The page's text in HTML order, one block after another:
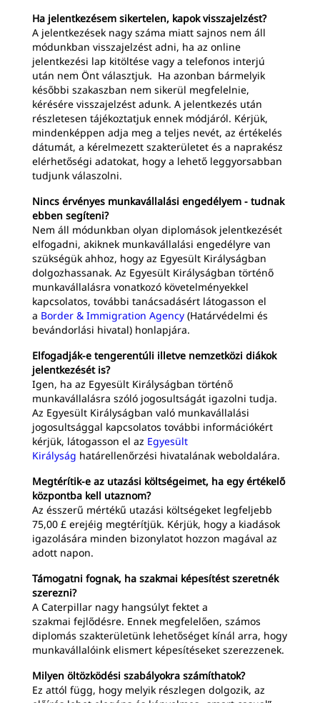
Ha jelentkezésem sikertelen, kapok visszajelzést?
A jelentkezések nagy száma miatt sajnos nem áll
módunkban visszajelzést adni, ha az online
jelentkezési lap kitöltése vagy a telefonos interjú
után nem Önt választjuk. Ha azonban bármelyik
későbbi szakaszban nem sikerül megfelelnie,
kérésére visszajelzést adunk. A jelentkezés után
részletesen tájékoztatjuk ennek módjáról. Kérjük,
mindenképpen adja meg a teljes nevét, az értékelés
dátumát, a kérelmezett szakterületet és a naprakész
elérhetőségi adatokat, hogy a lehető leggyorsabban
tudjunk válaszolni.
Nincs érvényes munkavállalási engedélyem - tudnak
ebben segíteni?
Nem áll módunkban olyan diplomások jelentkezését
elfogadni, akiknek munkavállalási engedélyre van
szükségük ahhoz, hogy az Egyesült Királyságban
dolgozhassanak. Az Egyesült Királyságban történő
munkavállalásra vonatkozó követelményekkel
kapcsolatos, további tanácsadásért látogasson el
a Border & Immigration Agency (Határvédelmi és
bevándorlási hivatal) honlapjára.
Elfogadják-e tengerentúli illetve nemzetközi diákok
jelentkezését is?
Igen, ha az Egyesült Királyságban történő
munkavállalásra szóló jogosultságát igazolni tudja.
Az Egyesült Királyságban való munkavállalási
jogosultsággal kapcsolatos további információkért
kérjük, látogasson el az Egyesült
Királyság határellenőrzési hivatalának weboldalára.
Megtérítik-e az utazási költségeimet, ha egy értékelő
központba kell utaznom?
Az ésszerű mértékű utazási költségeket legfeljebb
75,00 £ erejéig megtérítjük. Kérjük, hogy a kiadások
igazolására minden bizonylatot hozzon magával az
adott napon.
Támogatni fognak, ha szakmai képesítést szeretnék
szerezni?
A Caterpillar nagy hangsúlyt fektet a
szakmai fejlődésre. Ennek megfelelően, számos
diplomás szakterületünk lehetőséget kínál arra, hogy
munkavállalóink elismert képesítéseket szerezzenek.
Milyen öltözködési szabályokra számíthatok?
Ez attól függ, hogy melyik részlegen dolgozik, az